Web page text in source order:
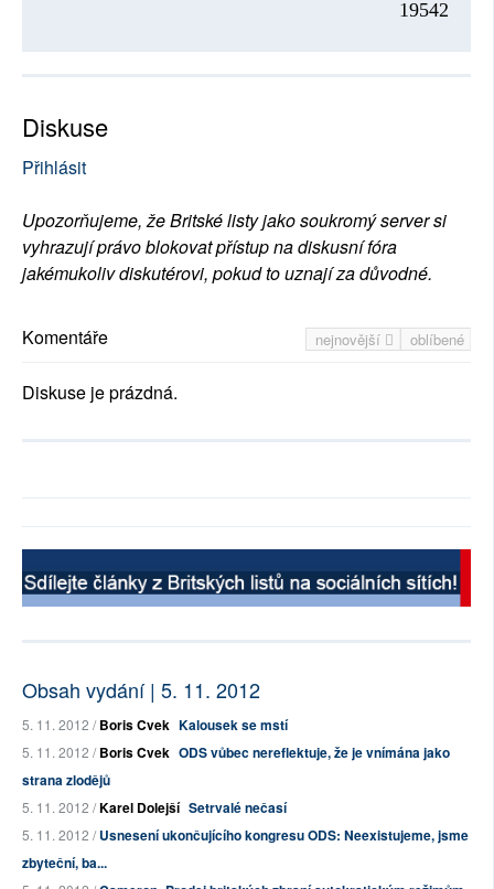
19542
Diskuse
Přihlásit
Upozorňujeme, že Britské listy jako soukromý server si
vyhrazují právo blokovat přístup na diskusní fóra
jakémukoliv diskutérovi, pokud to uznají za důvodné.
nejnovější oblíbené
Komentáře
Diskuse je prázdná.
Obsah vydání | 5. 11. 2012
5. 11. 2012 /Boris Cvek Kalousek se mstí
5. 11. 2012 /Boris Cvek ODS vůbec nereflektuje, že je vnímána jako
strana zlodějů
5. 11. 2012 /Karel Dolejší Setrvalé nečasí
5. 11. 2012 /Usnesení ukončujícího kongresu ODS: Neexistujeme, jsme
zbyteční, ba...